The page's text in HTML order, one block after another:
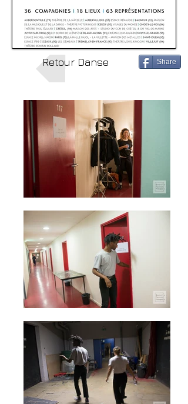
Retour Danse Share